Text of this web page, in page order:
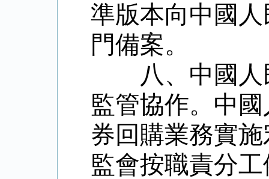
準版本向中國
門備案。
八、中國人
監管協作。中
券回購業務實
監會按職責分